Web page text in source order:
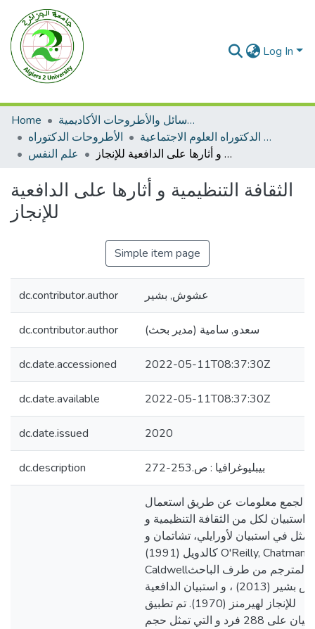
Log In
Home
الرسائل والأطروحات الأكاديمية
الأطروحات الدكتوراه
الأطروحات الدكتوراه العلوم الاجتماعية
علم النفس
الثقافة التنظيمية و أثارها على الدافعية للإنجاز
الثقافة التنظيمية و أثارها على الدافعية
للإنجاز
Simple item page
dc.contributor.author عشوش, بشير
dc.contributor.author سعدو, سامية (مدير بحث)
dc.date.accessioned 2022-05-11T08:37:30Z
dc.date.available 2022-05-11T08:37:30Z
dc.date.issued 2020
dc.description بيبليوغرافيا : ص.253-272
لجمع معلومات عن طريق استعمال
استبيان لكل من الثقافة التنظيمية و
في استبيان لأورايلي، تشاتمان و
كالدويل (1991) O'Reilly, Chatman et
Caldwellوالمترجم من طرف الباحث
عشوش بشير (2013) ، و استبيان الدافعية
للإنجاز لهيرمنز (1970). تم تطبيق
الاستبيان على 288 فرد و التي تمثل حجم